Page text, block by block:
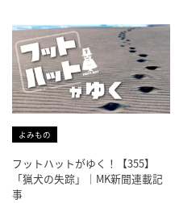
よみもの
フットハットがゆく！【355】
「猟犬の失踪」｜MK新聞連載記
事